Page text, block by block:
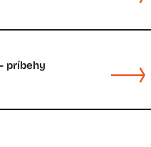
príbehy